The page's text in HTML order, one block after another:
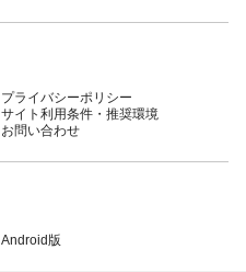
プライバシーポリシー
サイト利用条件・推奨環境
お問い合わせ
Android版